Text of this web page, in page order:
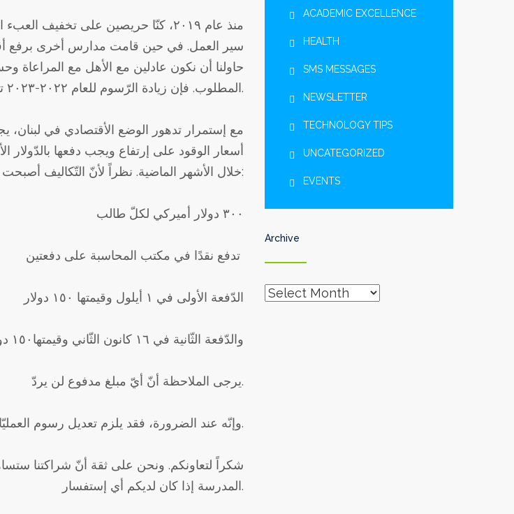
منذ عام ٢٠١٩، كنّا حريصين على
سير العمل. في حين قامت مدارس أخرى برفع
حاولنا أن نكون عادلين مع الأهل مع المراعاة
المطلوب. فإن زيادة الرّسوم للعام ٢٠٢٢-٢٠٢٣ تعكس دقّة دراستنا للأزمة الماليّة الحاليّة وتأثيرها على العديد من عائلاتنا.
مع إستمرار تدهور الوضع الأقتصادي في لبنان،
أسعار الوقود على إرتفاع ويجب دفعها بالدّولار
خلال الأشهر الماضية. نظراً لأنّ التّكاليف أصبحت أكثر تفاقمًا، فستكون رسوم العملياّت للعام القادم على النّحو التاّلي:
٣٠٠ دولار أميركي لكلّ طالب
الدّفعة الأولى في ١ أيلول وقيمتها ١٥٠ دولار
والدّفعة الثّانية في ١٦ كانون الثّاني وقيمتها١٥٠ دولار
يرجى الملاحظة أنّ أيّ مبلغ مدفوع لن يردّ.
وإنّه عند الضرورة، فقد يلزم تعديل رسوم العمليّات بناءً على تقلّبات العملة وسعر الوقود عالميًا.
شكراً لتعاونكم. ونحن على ثقة أنّ شراكتنا
المدرسة إذا كان لديكم أي إستفسار.
ACADEMIC EXCELLENCE
HEALTH
SMS MESSAGES
NEWSLETTER
TECHNOLOGY TIPS
UNCATEGORIZED
EVENTS
Archive
Archive